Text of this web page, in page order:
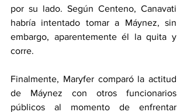
por su lado. Según Centeno, Canavati
habría intentado tomar a Máynez, sin
embargo, aparentemente él la quita y
corre.
Finalmente, Maryfer comparó la actitud
de Máynez con otros funcionarios
públicos al momento de enfrentar